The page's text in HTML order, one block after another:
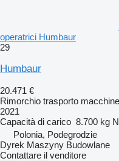
operatrici Humbaur
29
Humbaur
20.471 €
Rimorchio trasporto
2021
Capacità di carico 8.700 kg
Polonia, Podegrodzie
Dyrek Maszyny Budowlane
Contattare il venditore